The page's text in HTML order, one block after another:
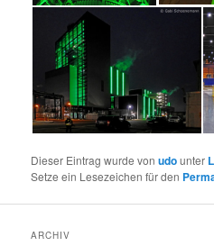
Dieser Eintrag wurde vonudounter
Setze ein Lesezeichen für den
ARCHIV